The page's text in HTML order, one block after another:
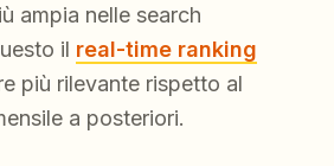
ampia nelle search
il real-time ranking
più rilevante rispetto al
a posteriori.